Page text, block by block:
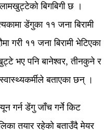
बिगबिगी छ ।
डेंगुका ११ जना बिरामी
गरी ११ जना बिरामी भेटिएका
भए पनि बानेश्वर, तीनकुने र
बताएका छन् ।
गर्न डेंगु जाँच गर्ने किट
तयार रहेको बताउँदै मेयर